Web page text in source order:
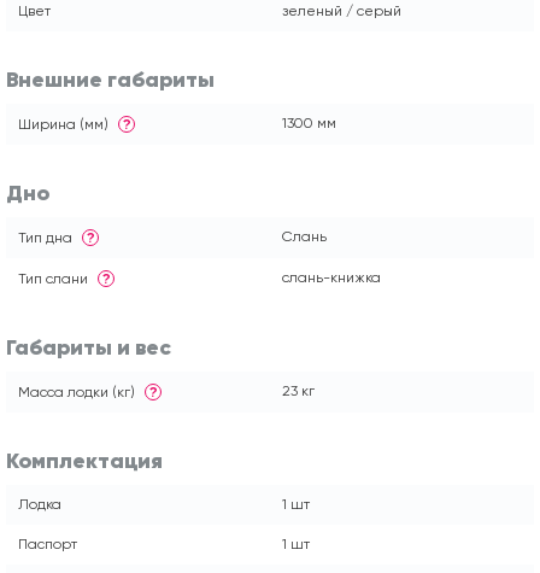
Цвет зеленый / серый
Внешние габариты
Ширина (мм) ? 1300 мм
Дно
Тип дна ? Слань
Тип слани ? слань-книжка
Габариты и вес
Масса лодки (кг) ? 23 кг
Комплектация
Лодка 1 шт
Паспорт 1 шт